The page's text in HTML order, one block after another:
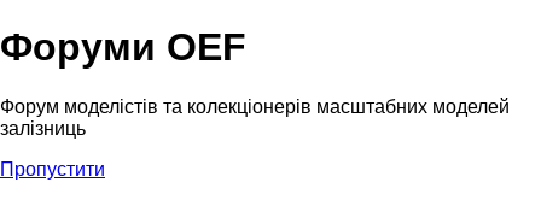
Форуми OEF
Форум моделістів та колекціонерів масштабних моделей
залізниць
Пропустити